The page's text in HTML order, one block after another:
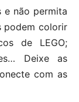
e não permita
podem colorir
de LEGO;
Deixe as
com as